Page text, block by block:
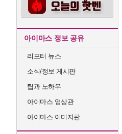
아이마스 정보 공유
리포터 뉴스
소식/정보 게시판
팁과 노하우
아이마스 영상관
아이마스 이미지판